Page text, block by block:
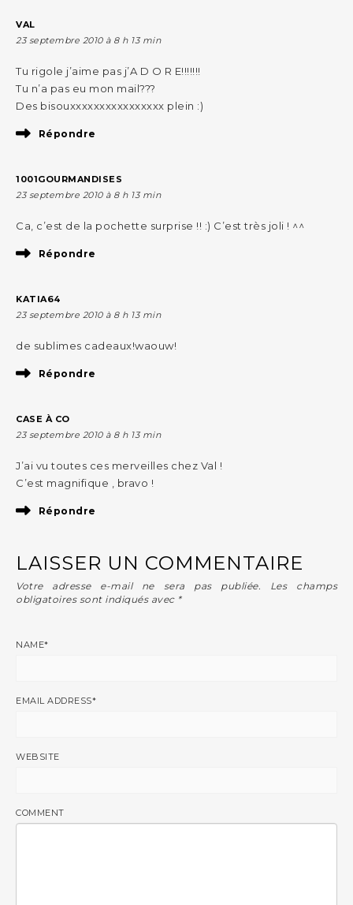
VAL
23 septembre 2010 à 8 h 13 min
Tu rigole j’aime pas j’A D O R E!!!!!!!
Tu n’a pas eu mon mail???
Des bisouxxxxxxxxxxxxxxxx plein :)
Répondre
1001GOURMANDISES
23 septembre 2010 à 8 h 13 min
Ca, c’est de la pochette surprise !! :) C’est très joli ! ^^
Répondre
KATIA64
23 septembre 2010 à 8 h 13 min
de sublimes cadeaux!waouw!
Répondre
CASE À CO
23 septembre 2010 à 8 h 13 min
J’ai vu toutes ces merveilles chez Val !
C’est magnifique , bravo !
Répondre
LAISSER UN COMMENTAIRE
Votre adresse e-mail ne sera pas publiée.
Les champs
obligatoires sont indiqués avec *
NAME*
EMAIL ADDRESS*
WEBSITE
COMMENT